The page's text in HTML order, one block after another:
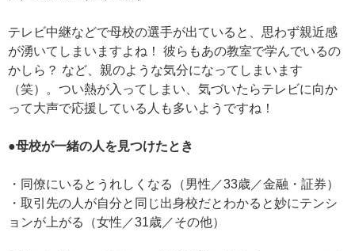
テレビ中継などで母校の選手が出ていると、思わず親近感
が湧いてしまいますよね！ 彼らもあの教室で学んでいるの
かしら？ など、親のような気分になってしまいます
（笑）。つい熱が入ってしまい、気づいたらテレビに向か
って大声で応援している人も多いようですね！
●母校が一緒の人を見つけたとき
・同僚にいるとうれしくなる（男性／33歳／金融・証券）
・取引先の人が自分と同じ出身校だとわかると妙にテンシ
ョンが上がる（女性／31歳／その他）